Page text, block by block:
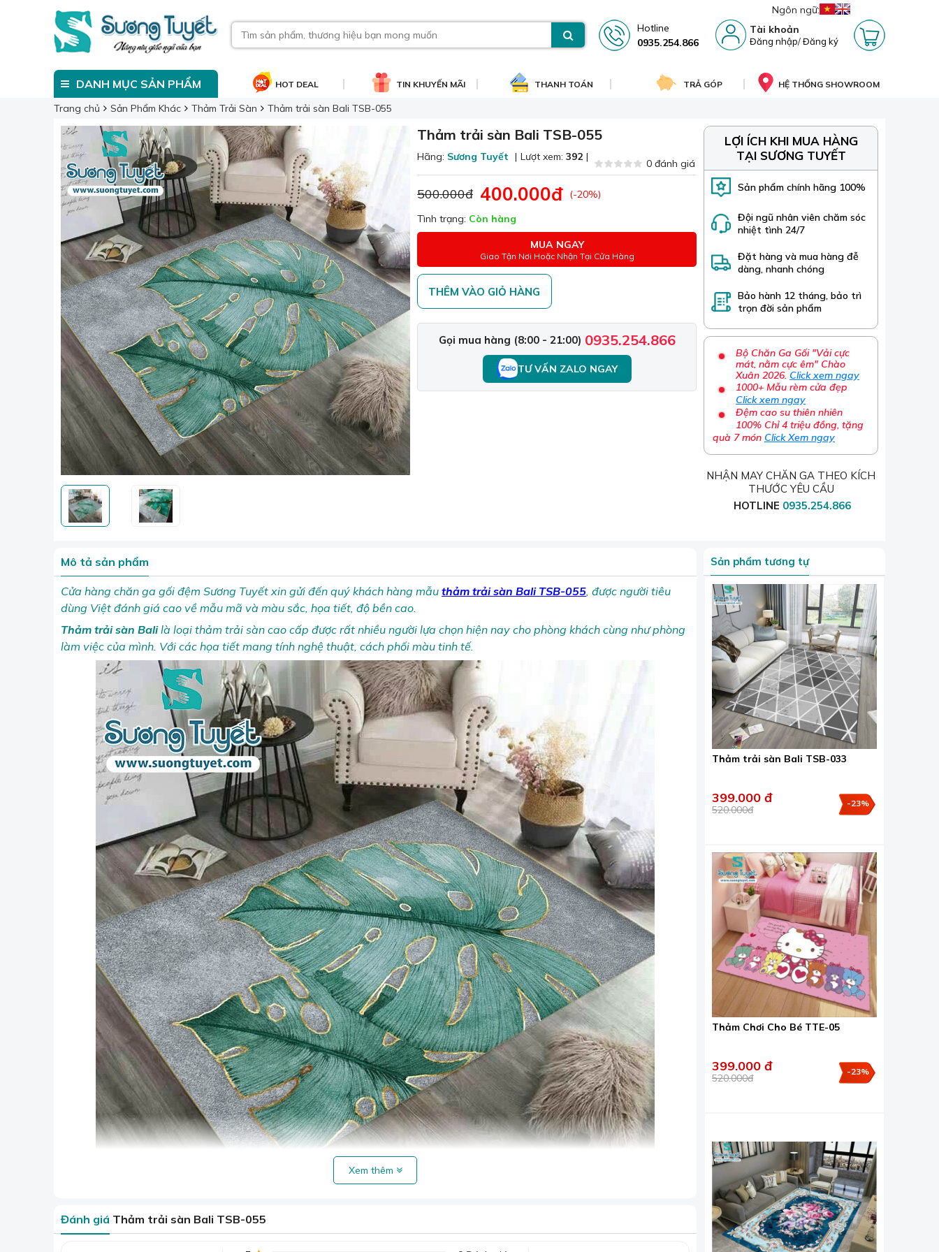
Ngôn ngữ:
Hotline
0935.254.866
Tài khoản
Đăng nhập/Đăng ký
DANH MỤC SẢN PHẨM HOT DEAL TIN KHUYẾN MÃI THANH TOÁN TRẢ GÓP HỆ THỐNG SHOWROOM
Trang chủ Sản Phẩm Khác Thảm Trải Sàn Thảm trải sàn Bali TSB-055
Thảm trải sàn Bali TSB-055
Hãng: Sương Tuyết | Lượt xem: 392 |
0 đánh giá
500.000đ 400.000đ
(-20%)
Tình trạng: Còn hàng
MUA NGAY
Giao Tận Nơi Hoặc Nhận Tại Cửa Hàng
THÊM VÀO GIỎ HÀNG
Gọi mua hàng (8:00 - 21:00) 0935.254.866
TƯ VẤN ZALO NGAY
LỢI ÍCH KHI MUA HÀNG
TẠI SƯƠNG TUYẾT
Sản phẩm chính hãng 100%
Đội ngũ nhân viên chăm sóc
nhiệt tình 24/7
Đặt hàng và mua hàng đễ
dàng, nhanh chóng
Bảo hành 12 tháng, bảo trì
trọn đời sản phẩm
Bộ Chăn Ga Gối "Vải cực
mát, nằm cực êm" Chào
Xuân 2026. Click xem ngay
1000+ Mẫu rèm cửa đẹp
Click xem ngay
Đệm cao su thiên nhiên
100% Chỉ 4 triệu đồng, tặng
quà 7 món Click Xem ngay
NHẬN MAY CHĂN GA THEO KÍCH
THƯỚC YÊU CẦU
HOTLINE 0935.254.866
Mô tả sản phẩm
Cửa hàng chăn ga gối đệm Sương Tuyết xin gửi đến quý khách hàng mẫu thảm trải sàn Bali TSB-055, được người tiêu
dùng Việt đánh giá cao về mẫu mã và màu sắc, họa tiết, độ bền cao.
Thảm trải sàn Balilà loại thảm trải sàn cao cấp được rất nhiều người lựa chọn hiện nay cho phòng khách cùng như phòng
làm việc của mình. Với các họa tiết mang tính nghệ thuật, cách phối màu tinh tế.
Thảm trải sàn Bali cùng với thảm lông, thảm xốp và thảm tấm là 4 loạt thảm thông dụng nhất hiện nay.
Xem thêm
Đánh giá Thảm trải sàn Bali TSB-055
Sản phẩm tương tự
Thảm trải sàn Bali TSB-033
399.000 đ
520.000đ
-23%
Thảm Chơi Cho Bé TTE-05
399.000 đ
520.000đ
-23%